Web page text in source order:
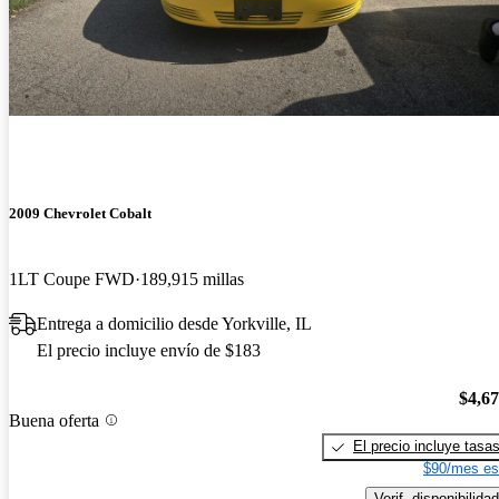
2009 Chevrolet Cobalt
1LT Coupe FWD 189,915 millas
Entrega a domicilio desde Yorkville, IL
El precio incluye envío de $183
Buena oferta
El precio incluye tasas
$90/mes